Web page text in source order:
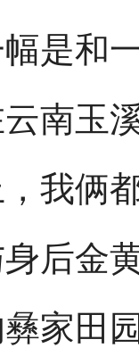
是和
南玉
，我俩
后金
家田